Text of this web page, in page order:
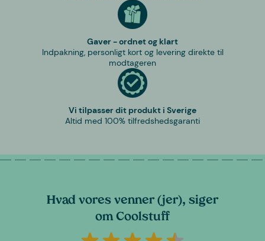
Gaver - ordnet og klart
Indpakning, personligt kort og levering direkte til
modtageren
Vi tilpasser dit produkt i Sverige
Altid med 100% tilfredshedsgaranti
Hvad vores venner (jer), siger
om Coolstuff